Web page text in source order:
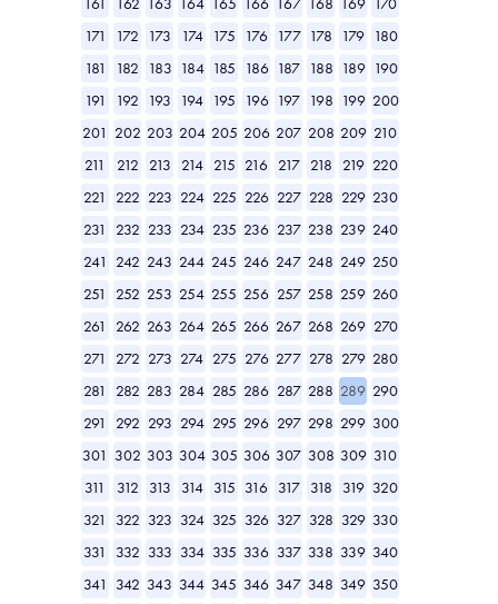
171
172 173 174 175 176 177 178 179 180
181
182 183 184 185 186 187 188 189 190
191
192 193 194 195 196 197 198 199 200
201 202 203 204 205 206 207 208 209 210
211
212 213 214 215 216 217 218 219 220
221
222 223 224 225 226 227 228 229 230
231
232 233 234 235 236 237 238 239 240
241
242 243 244 245 246 247 248 249 250
251
252 253 254 255 256 257 258 259 260
261
262 263 264 265 266 267 268 269 270
271
272 273 274 275 276 277 278 279 280
281
282 283 284 285 286 287 288 289 290
291
292 293 294 295 296 297 298 299 300
301 302 303 304 305 306 307 308 309 310
311
312 313 314 315 316 317 318 319 320
321
322 323 324 325 326 327 328 329 330
331
332 333 334 335 336 337 338 339 340
341
342 343 344 345 346 347 348 349 350